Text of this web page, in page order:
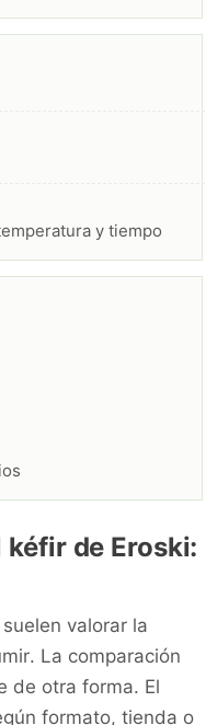
y tiempo
de Eroski:
valorar la
La comparación
de otra forma. El
formato, tienda o